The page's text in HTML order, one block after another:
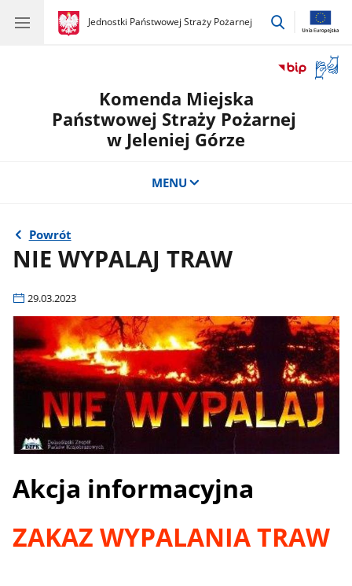
gov.pl
Jednostki Państwowej Straży Pożarnej
gov.pl
Jednostki
przejdź
okno
Komenda Miejska
Państwowej Straży Pożarnej
w Jeleniej Górze
MENU
Powrót
NIE WYPALAJ TRAW
29.03.2023
Akcja informacyjna
ZAKAZ WYPALANIA TRAW